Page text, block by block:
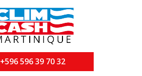
+596 596 39 70 32